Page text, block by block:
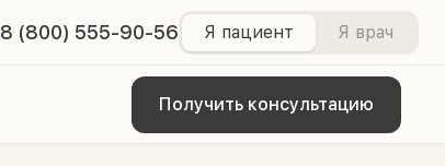
8 (800) 555-90-56 Я пациент Я врач
Получить консультацию